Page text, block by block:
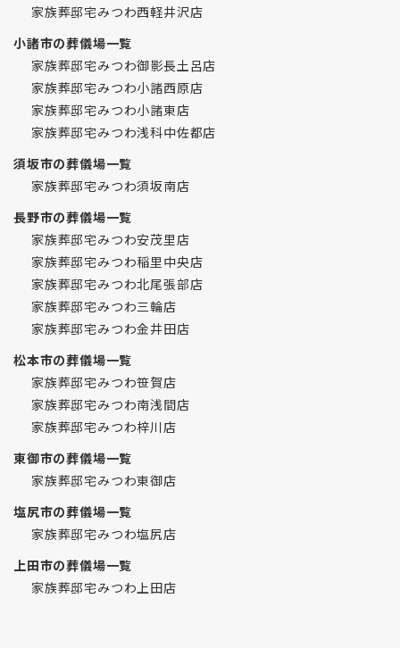
家族葬邸宅みつわ西軽井沢店
小諸市の葬儀場一覧
家族葬邸宅みつわ御影長土呂店
家族葬邸宅みつわ小諸西原店
家族葬邸宅みつわ小諸東店
家族葬邸宅みつわ浅科中佐都店
須坂市の葬儀場一覧
家族葬邸宅みつわ須坂南店
長野市の葬儀場一覧
家族葬邸宅みつわ安茂里店
家族葬邸宅みつわ稲里中央店
家族葬邸宅みつわ北尾張部店
家族葬邸宅みつわ三輪店
家族葬邸宅みつわ金井田店
松本市の葬儀場一覧
家族葬邸宅みつわ笹賀店
家族葬邸宅みつわ南浅間店
家族葬邸宅みつわ梓川店
東御市の葬儀場一覧
家族葬邸宅みつわ東御店
塩尻市の葬儀場一覧
家族葬邸宅みつわ塩尻店
上田市の葬儀場一覧
家族葬邸宅みつわ上田店